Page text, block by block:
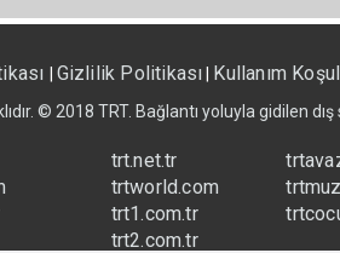
Gizlilik Politikası Kullanım
© 2018 TRT. Bağlantı yoluyla gidilen
trt.net.tr
trtworld.com
trt1.com.tr
trt2.com.tr